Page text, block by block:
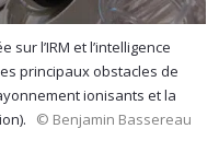
l’IRM et l’intelligence
principaux obstacles de
ionisants et la
© Benjamin Bassereau